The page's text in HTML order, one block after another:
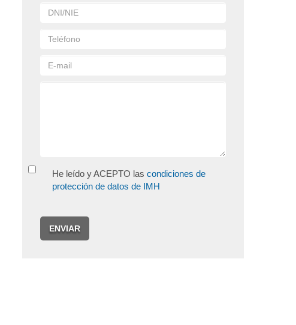
He leído y ACEPTO las condiciones de
protección de datos de IMH
ENVIAR